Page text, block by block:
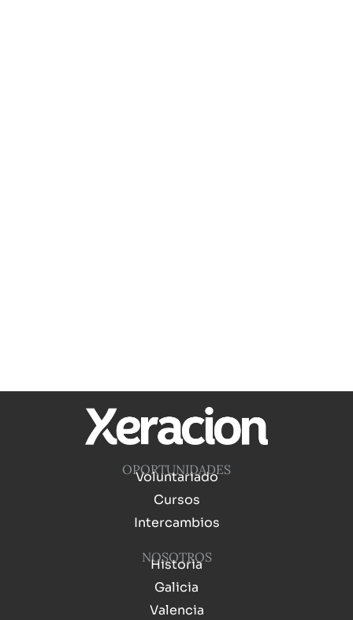
OPORTUNIDADES
Voluntariado
Cursos
Intercambios
NOSOTROS
Historia
Galicia
Valencia